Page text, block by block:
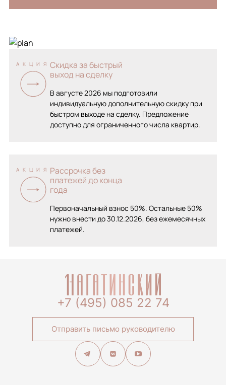
АКЦИЯ Скидка за быстрый
выход на сделку
В августе 2026 мы подготовили
индивидуальную дополнительную скидку при
быстром выходе на сделку. Предложение
доступно для ограниченного числа квартир.
АКЦИЯ Рассрочка без
платежей до конца
года
Первоначальный взнос 50%. Остальные 50%
нужно внести до 30.12.2026, без ежемесячных
платежей.
+7 (495) 085 22 74
Отправить письмо руководителю